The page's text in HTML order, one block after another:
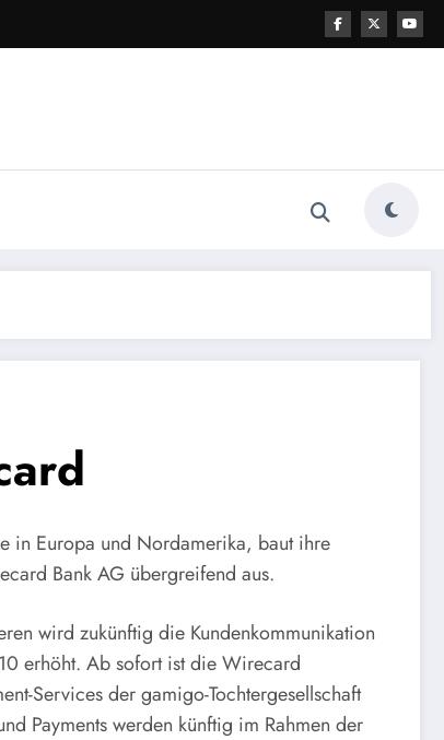
in Europa und Nordamerika, baut ihre
Bank AG übergreifend aus.
wird zukünftig die Kundenkommunikation
erhöht. Ab sofort ist die Wirecard
Services der gamigo-Tochtergesellschaft
Payments werden künftig im Rahmen der